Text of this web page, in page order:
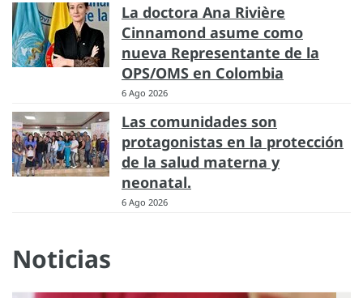
La doctora Ana Rivière
Cinnamond asume como
nueva Representante de la
OPS/OMS en Colombia
6 Ago 2026
Las comunidades son
protagonistas en la protección
de la salud materna y
neonatal.
6 Ago 2026
Noticias